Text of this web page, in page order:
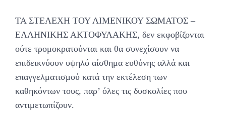
ΤΑ ΣΤΕΛΕΧΗ ΤΟΥ ΛΙΜΕΝΙΚΟΥ ΣΩΜΑΤΟΣ –
ΕΛΛΗΝΙΚΗΣ ΑΚΤΟΦΥΛΑΚΗΣ, δεν εκφοβίζονται
ούτε τρομοκρατούνται και θα συνεχίσουν να
επιδεικνύουν υψηλό αίσθημα ευθύνης αλλά και
επαγγελματισμού κατά την εκτέλεση των
καθηκόντων τους, παρ’ όλες τις δυσκολίες που
αντιμετωπίζουν.